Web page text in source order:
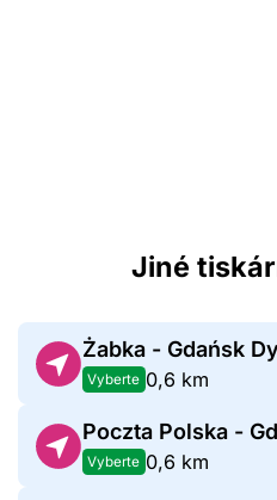
Jiné
Żabka - Gdańsk
Vyberte 0,6 km
Poczta Polska -
Vyberte 0,6 km